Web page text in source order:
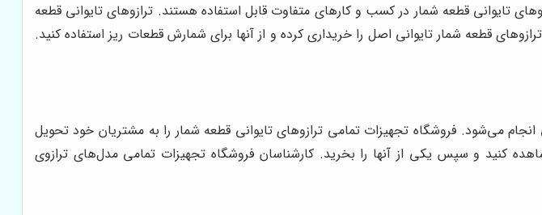
تایوانی قطعه شمار در کسب و کارهای متفاوت قابل استفاده هستند. ترازوهای تایوانی قطعه
قطعه شمار تایوانی اصل را خریداری کرده و از آنها برای شمارش قطعات ریز استفاده کنید.
انجام می‌شود. فروشگاه تجهیزات تمامی ترازوهای تایوانی قطعه شمار را به مشتریان خود تحویل
کنید و سپس یکی از آنها را بخرید. کارشناسان فروشگاه تجهیزات تمامی مدل‌های ترازوی